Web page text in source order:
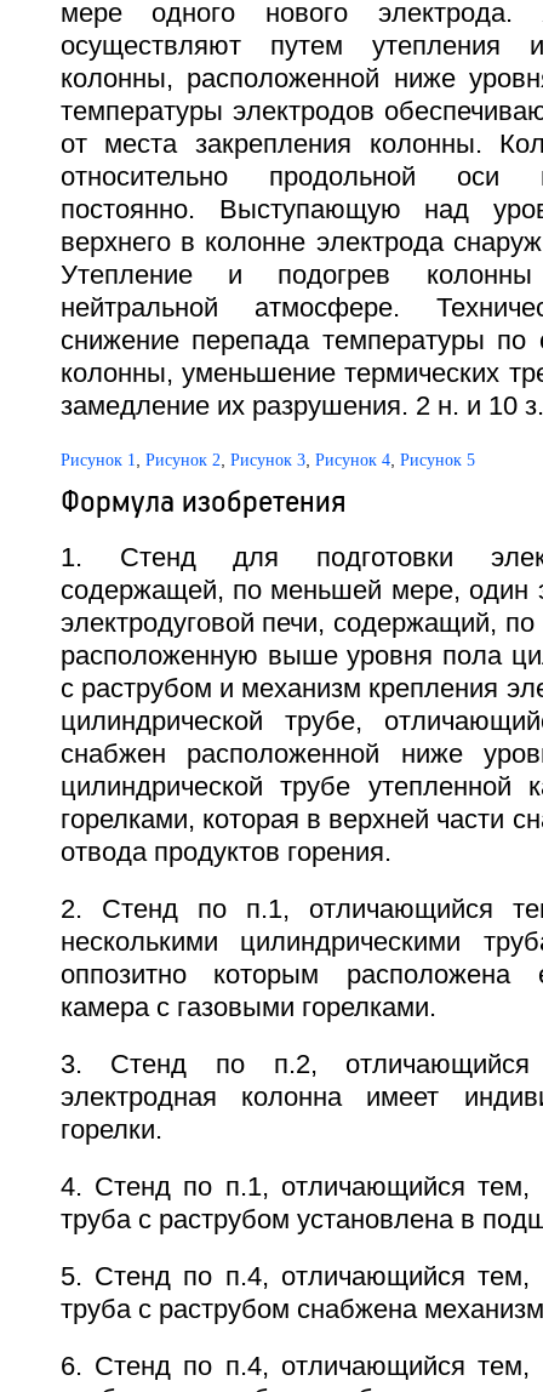
мере одного нового электрода.
осуществляют путем утепления
колонны, расположенной ниже
температуры электродов
от места закрепления колонны.
относительно продольной оси
постоянно. Выступающую над
верхнего в колонне электрода
Утепление и подогрев
нейтральной атмосфере.
снижение перепада температуры по
колонны, уменьшение термических
замедление их разрушения. 2 н. и 10
Рисунок 1 Рисунок 2 Рисунок 3, Рисунок 4, Рисунок 5
Формула изобретения
1. Стенд для подготовки
содержащей, по меньшей мере, один
электродуговой печи, содержащий,
расположенную выше уровня пола
с раструбом и механизм крепления
цилиндрической трубе,
снабжен расположенной ниже
цилиндрической трубе утепленной
горелками, которая в верхней части
отвода продуктов горения.
2. Стенд по п.1, отличающийся
несколькими цилиндрическими
оппозитно которым расположена
камера с газовыми горелками.
3. Стенд по п.2,
электродная колонна имеет
горелки.
4. Стенд по п.1, отличающийся тем,
труба с раструбом установлена в
5. Стенд по п.4, отличающийся тем,
труба с раструбом снабжена
6. Стенд по п.4, отличающийся тем,